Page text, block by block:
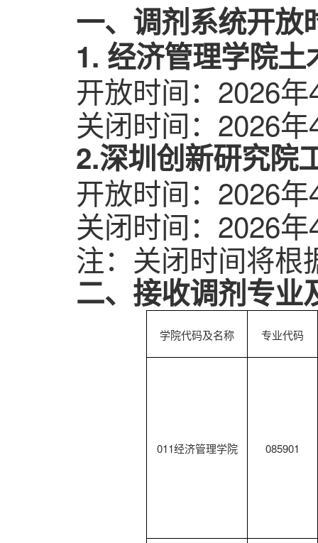
一、调剂系统开放
1. 经济管理学院土
开放时间：2026
关闭时间：2026
2.深圳创新研究院
开放时间：2026
关闭时间：2026
注：关闭时间将根
二、接收调剂专业
学院代码及名称 专业代码
011经济管理学院 085901